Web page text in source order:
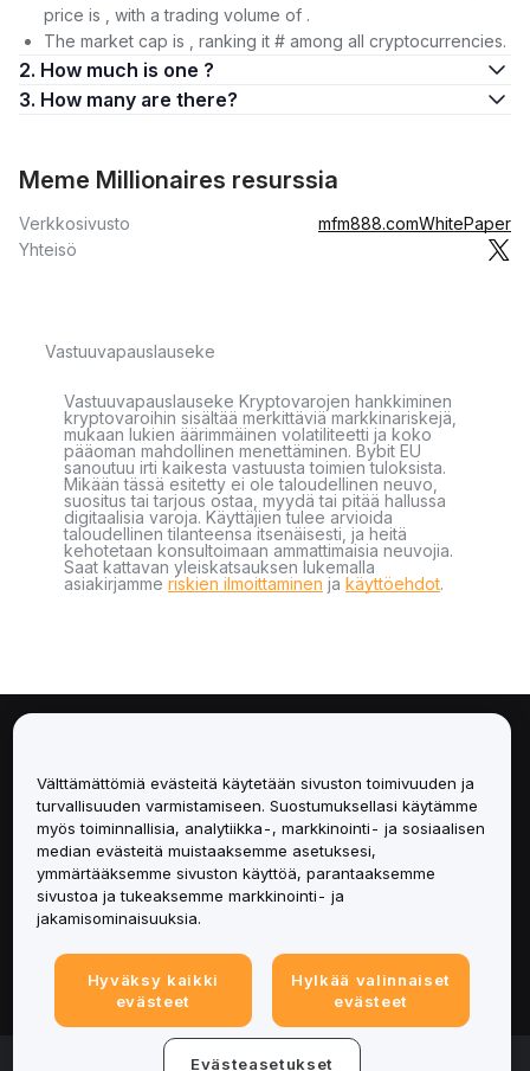
price is , with a trading volume of .
The market cap is , ranking it # among all cryptocurrencies.
2. How much is one ?
3. How many are there?
Meme Millionaires resurssia
Verkkosivusto mfm888.comWhitePaper
Yhteisö
Vastuuvapauslauseke
Vastuuvapauslauseke Kryptovarojen hankkiminen
kryptovaroihin sisältää merkittäviä markkinariskejä,
mukaan lukien äärimmäinen volatiliteetti ja koko
pääoman mahdollinen menettäminen. Bybit EU
sanoutuu irti kaikesta vastuusta toimien tuloksista.
Mikään tässä esitetty ei ole taloudellinen neuvo,
suositus tai tarjous ostaa, myydä tai pitää hallussa
digitaalisia varoja. Käyttäjien tulee arvioida
taloudellinen tilanteensa itsenäisesti, ja heitä
kehotetaan konsultoimaan ammattimaisia neuvojia.
Saat kattavan yleiskatsauksen lukemalla
asiakirjamme riskien ilmoittaminen ja käyttöehdot.
Palvelut
Tuki
Tuotteet
Lakiasiat
© 2025-2026 Bybit.eu. Kaikki oikeudet pidätetään.
Välttämättömiä evästeitä käytetään sivuston toimivuuden ja
turvallisuuden varmistamiseen. Suostumuksellasi käytämme
myös toiminnallisia, analytiikka-, markkinointi- ja sosiaalisen
median evästeitä muistaaksemme asetuksesi,
ymmärtääksemme sivuston käyttöä, parantaaksemme
sivustoa ja tukeaksemme markkinointi- ja
jakamisominaisuuksia.
Hyväksy kaikki
evästeet
Hylkää valinnaiset
evästeet
Evästeasetukset